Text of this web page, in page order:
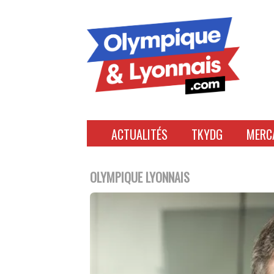
ACTUALITÉS TKYDG
OLYMPIQUE LYONNAIS